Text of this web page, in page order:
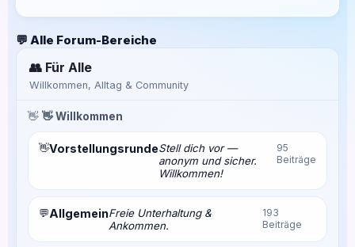
💬 Alle Forum-Bereiche
👥 Für Alle
Willkommen, Alltag & Community
👋 👋 Willkommen
👋VorstellungsrundeStell dich vor —
anonym und sicher.
Willkommen!
95
Beiträge
💬AllgemeinFreie Unterhaltung &
Ankommen.
193
Beiträge